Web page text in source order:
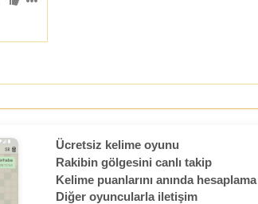
Ücretsiz kelime oyunu
Rakibin gölgesini canlı takip
Kelime puanlarını anında hesaplama
Diğer oyuncularla iletişim